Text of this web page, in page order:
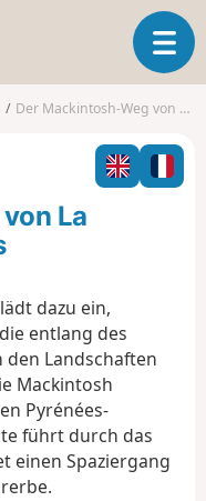
T
o
l
n
Der Mackintosh-Weg von La Llagonne nach Fetges
La
dazu ein,
entlang des
Landschaften
Mackintosh
Pyrénées-
führt durch das
einen Spaziergang